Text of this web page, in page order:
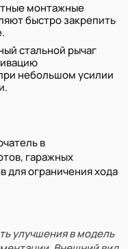
монтажные
быстро закрепить
стальной рычаг
небольшом усилии
в
гаражных
для ограничения хода
улучшения в модель